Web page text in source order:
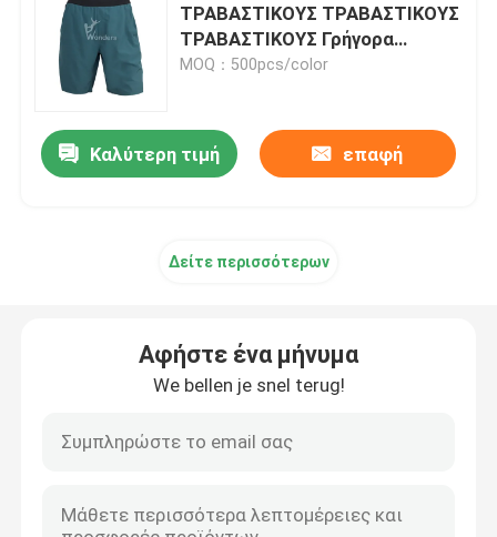
ΤΡΑΒΑΣΤΙΚΟΥΣ ΤΡΑΒΑΣΤΙΚΟΥΣ
ΤΡΑΒΑΣΤΙΚΟΥΣ Γρήγορα
στεγνές Ελαστικές
MOQ：500pcs/color
Καλύτερη τιμή επαφή
Δείτε περισσότερων
Αφήστε ένα μήνυμα
We bellen je snel terug!